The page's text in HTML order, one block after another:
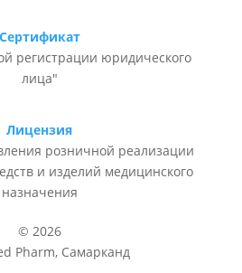
Сертификат
регистрации юридического
лица"
Лицензия
розничной реализации
и изделий медицинского
назначения
© 2026
Pharm, Самарканд